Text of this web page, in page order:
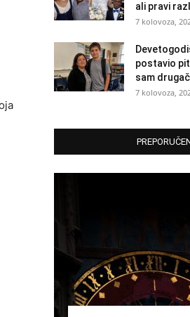
ali pravi
7 kolovoza,
postavio
sam
7 kolovoza,